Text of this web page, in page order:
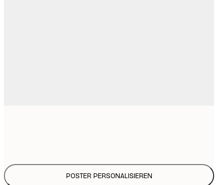
POSTER PERSONALISIEREN